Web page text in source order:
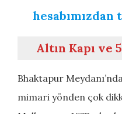
Altın Kapı ve
Bhaktapur
mimari yönden çok